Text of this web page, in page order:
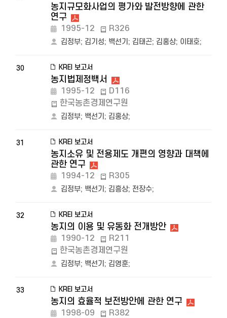
농지규모화사업의 평가와 발전방향에 관한
연구
1995-12 R326
김정부; 김기성; 백선기 ; 김태곤; 김홍상; 이태호;
30 KREI 보고서
농지법제정백서
1995-12
D116
한국농촌경제연구원
김정부; 백선기 ; 김홍상;
31 KREI 보고서
농지소유 및 전용제도 개편의 영향과 대책에
관한 연구
1994-12 R305
김정부; 백선기 ; 김흥상; 전장수;
32 KREI 보고서
농지의 이용 및 유동화 전개방안
1990-12
R211
한국농촌경제연구원
김정부; 백선기 ; 김영훈;
33 KREI 보고서
농지의 효율적 보전방안에 관한 연구
1998-09 R382